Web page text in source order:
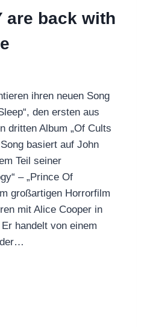
are back with
ihren neuen Song
den ersten aus
dritten Album „Of Cults
basiert auf John
Teil seiner
– „Prince Of
großartigen Horrorfilm
mit Alice Cooper in
handelt von einem